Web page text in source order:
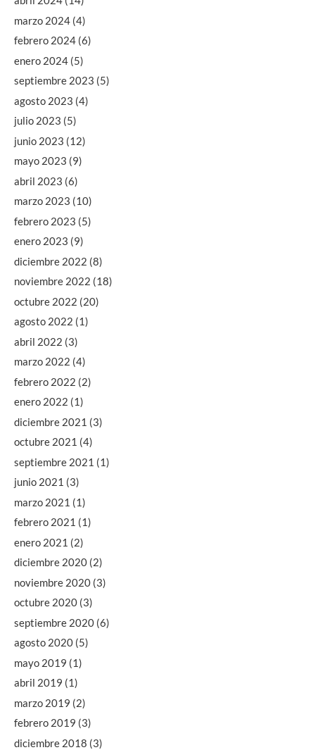
marzo 2024 (4)
febrero 2024 (6)
enero 2024 (5)
septiembre 2023 (5)
agosto 2023 (4)
julio 2023 (5)
junio 2023 (12)
mayo 2023 (9)
abril 2023 (6)
marzo 2023 (10)
febrero 2023 (5)
enero 2023 (9)
diciembre 2022 (8)
noviembre 2022 (18)
octubre 2022 (20)
agosto 2022 (1)
abril 2022 (3)
marzo 2022 (4)
febrero 2022 (2)
enero 2022 (1)
diciembre 2021 (3)
octubre 2021 (4)
septiembre 2021 (1)
junio 2021 (3)
marzo 2021 (1)
febrero 2021 (1)
enero 2021 (2)
diciembre 2020 (2)
noviembre 2020 (3)
octubre 2020 (3)
septiembre 2020 (6)
agosto 2020 (5)
mayo 2019 (1)
abril 2019 (1)
marzo 2019 (2)
febrero 2019 (3)
diciembre 2018 (3)